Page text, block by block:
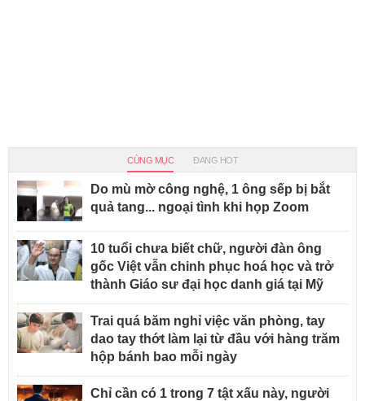
CÙNG MỤC ĐANG HOT
Do mù mờ công nghệ, 1 ông sếp bị bắt
quả tang... ngoại tình khi họp Zoom
10 tuổi chưa biết chữ, người đàn ông
gốc Việt vẫn chinh phục hoá học và trở
thành Giáo sư đại học danh giá tại Mỹ
Trai quá băm nghỉ việc văn phòng, tay
dao tay thớt làm lại từ đầu với hàng trăm
hộp bánh bao mỗi ngày
Chỉ cần có 1 trong 7 tật xấu này, người